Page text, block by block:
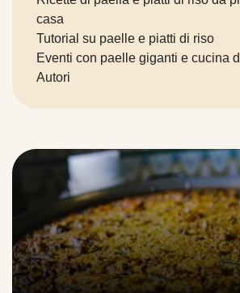
casa
Tutorial su paelle e piatti di riso
Eventi con paelle giganti e cucina
Autori